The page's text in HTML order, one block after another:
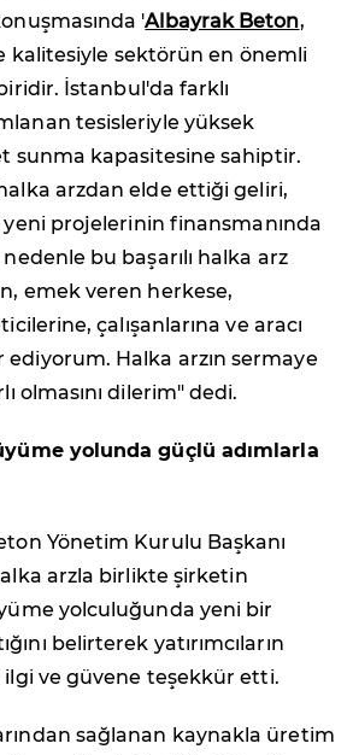
'Albayrak Beton,
kalitesiyle sektörün en önemli
İstanbul'da farklı
tesisleriyle yüksek
sunma kapasitesine sahiptir.
arzdan elde ettiği geliri,
yeni projelerinin finansmanında
bu başarılı halka arz
emek veren herkese,
çalışanlarına ve aracı
Halka arzın sermaye
olmasını dilerim" dedi.
yolunda güçlü adımlarla
Yönetim Kurulu Başkanı
arzla birlikte şirketin
yolculuğunda yeni bir
belirterek yatırımcıların
ve güvene teşekkür etti.
sağlanan kaynakla üretim